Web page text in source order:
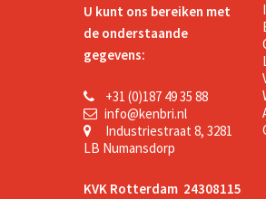
U kunt ons bereiken met
de onderstaande
gegevens:
+31 (0)187 49 35 88
info@kenbri.nl
Industriestraat 8, 3281
LB Numansdorp
KVK Rotterdam 24308115